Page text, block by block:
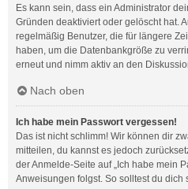
Es kann sein, dass ein Administrator
Gründen deaktiviert oder gelöscht hat.
regelmäßig Benutzer, die für längere
haben, um die Datenbankgröße zu
erneut und nimm aktiv an den
Nach oben
Ich habe mein Passwort vergessen!
Das ist nicht schlimm! Wir können dir
mitteilen, du kannst es jedoch
der Anmelde-Seite auf „Ich habe mein
Anweisungen folgst. So solltest du